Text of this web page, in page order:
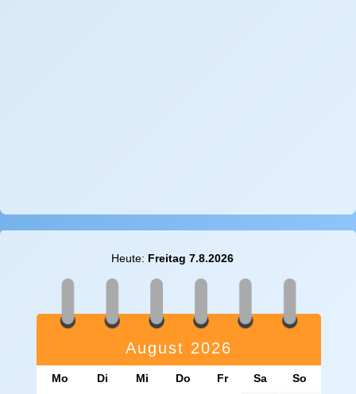
Heute: Freitag 7.8.2026
August 2026
Mo Di Mi Do Fr Sa
So